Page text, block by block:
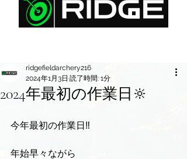
2024年最初の作業日🔆
ridgefieldarchery216
2024年1月3日 読了時間: 1分
今年最初の作業日‼️
年始早々ながら